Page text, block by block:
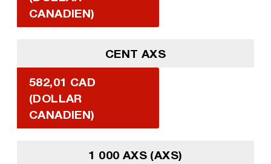
CANADIEN)
CENT AXS
582,01 CAD
(DOLLAR
CANADIEN)
1 000 AXS (AXS)